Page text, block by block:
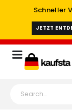
Schneller
JETZT